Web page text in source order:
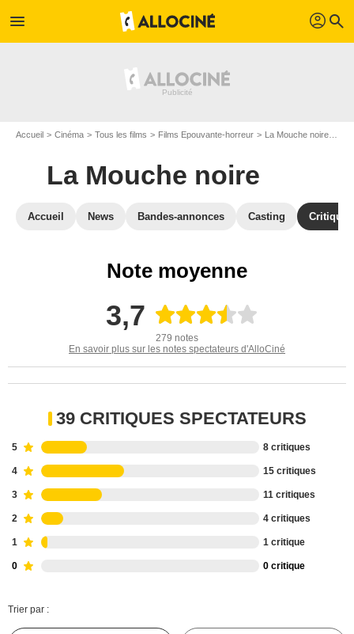
menu profil search
Accueil Cinéma Tous les films Films Epouvante-horreur La Mouche noire
La Mouche noire
Accueil News Bandes-annonces Casting
Note moyenne
3,7
279 notes
En savoir plus sur les notes spectateurs d'AlloCiné
39 CRITIQUES SPECTATEURS
5 8 critiques
4 15 critiques
3 11 critiques
2 4 critiques
1 1 critique
0 0 critique
Trier par :